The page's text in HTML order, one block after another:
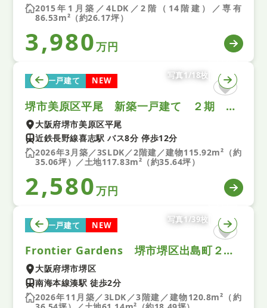
2015年1月築／4LDK／2階（14階建）／専有
86.53m²（約26.17坪）
3,980万円
新築一戸建て NEW
写真1/18枚
堺市美原区平尾 新築一戸建て ２期 １号棟
大阪府堺市美原区平尾
近鉄長野線喜志駅 バス8分 停歩12分
2026年3月築／3SLDK／2階建／建物115.92m²（約
35.06坪）／土地117.83m²（約35.64坪）
2,580万円
新築一戸建て NEW
写真1/39枚
Frontier Gardens 堺市堺区出島町２丁 新築一戸建て １号地
大阪府堺市堺区
南海本線湊駅 徒歩2分
2026年11月築／3LDK／3階建／建物120.8m²（約